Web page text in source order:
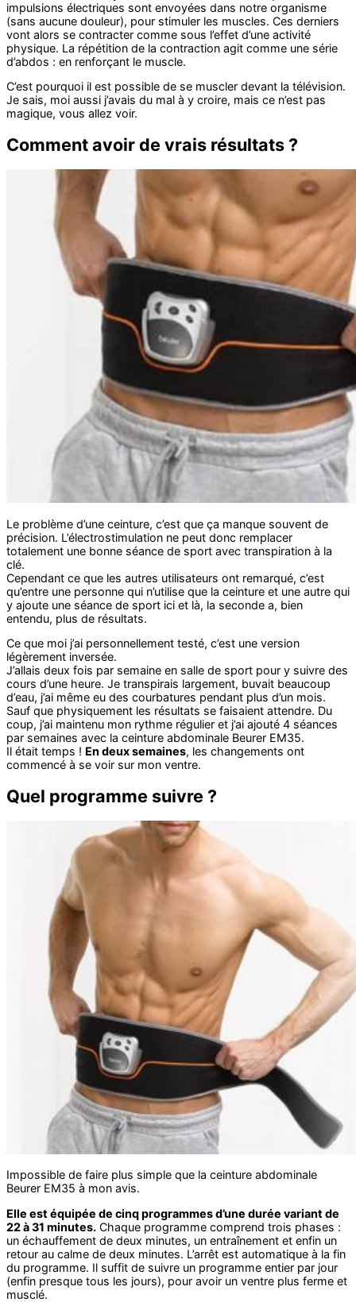
impulsions électriques sont envoyées dans notre organisme
(sans aucune douleur), pour stimuler les muscles. Ces derniers
vont alors se contracter comme sous l’effet d’une activité
physique. La répétition de la contraction agit comme une série
d’abdos : en renforçant le muscle.
C’est pourquoi il est possible de se muscler devant la télévision.
Je sais, moi aussi j’avais du mal à y croire, mais ce n’est pas
magique, vous allez voir.
Comment avoir de vrais résultats ?
Le problème d’une ceinture, c’est que ça manque souvent de
précision. L’électrostimulation ne peut donc remplacer
totalement une bonne séance de sport avec transpiration à la
clé.
Cependant ce que les autres utilisateurs ont remarqué, c’est
qu’entre une personne qui n’utilise que la ceinture et une autre qui
y ajoute une séance de sport ici et là, la seconde a, bien
entendu, plus de résultats.
Ce que moi j’ai personnellement testé, c’est une version
légèrement inversée.
J’allais deux fois par semaine en salle de sport pour y suivre des
cours d’une heure. Je transpirais largement, buvait beaucoup
d’eau, j’ai même eu des courbatures pendant plus d’un mois.
Sauf que physiquement les résultats se faisaient attendre. Du
coup, j’ai maintenu mon rythme régulier et j’ai ajouté 4 séances
par semaines avec la ceinture abdominale Beurer EM35.
Il était temps ! En deux semaines, les changements ont
commencé à se voir sur mon ventre.
Quel programme suivre ?
Impossible de faire plus simple que la ceinture abdominale
Beurer EM35 à mon avis.
Elle est équipée de cinq programmes d’une durée variant de
22 à 31 minutes. Chaque programme comprend trois phases :
un échauffement de deux minutes, un entraînement et enfin un
retour au calme de deux minutes. L’arrêt est automatique à la fin
du programme. Il suffit de suivre un programme entier par jour
(enfin presque tous les jours), pour avoir un ventre plus ferme et
musclé.